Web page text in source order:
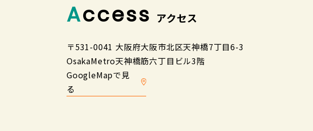
Access アクセス
〒531-0041 大阪府大阪市北区天神橋7丁目6-3
OsakaMetro天神橋筋六丁目ビル3階
GoogleMapで見
る